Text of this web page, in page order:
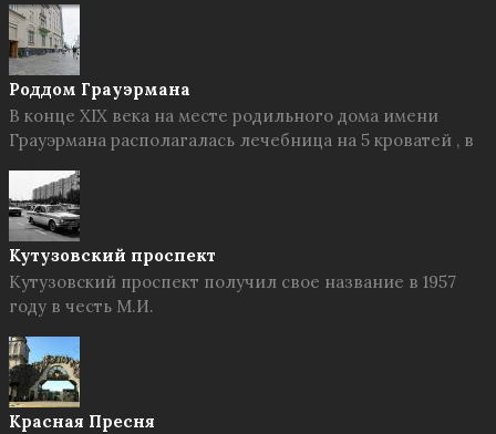
Роддом Грауэрмана
В конце XIX века на месте родильного дома имени
Грауэрмана располагалась лечебница на 5 кроватей , в
Кутузовский проспект
Кутузовский проспект получил свое название в 1957
году в честь М.И.
Красная Пресня